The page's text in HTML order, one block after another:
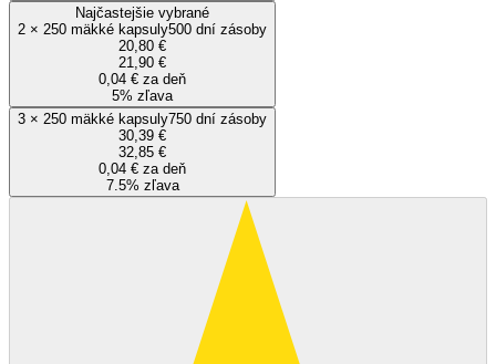
Najčastejšie vybrané
2 × 250 mäkké kapsuly500 dní zásoby
20,80 €
21,90 €
0,04 € za deň
5% zľava
3 × 250 mäkké kapsuly750 dní zásoby
30,39 €
32,85 €
0,04 € za deň
7.5% zľava